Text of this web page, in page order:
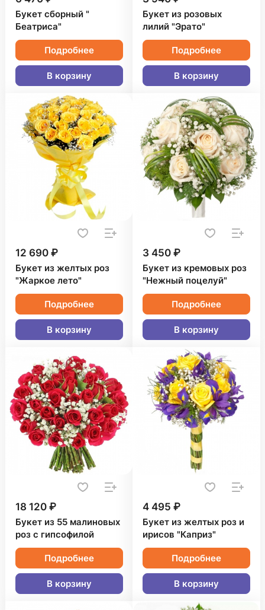
Букет сборный "
Беатриса"
Подробнее
В корзину
Букет из розовых
лилий "Эрато"
Подробнее
В корзину
12 690 ₽
Букет из желтых роз
"Жаркое лето"
Подробнее
В корзину
3 450 ₽
Букет из кремовых роз
"Нежный поцелуй"
Подробнее
В корзину
18 120 ₽
Букет из 55 малиновых
роз с гипсофилой
Подробнее
В корзину
4 495 ₽
Букет из желтых роз и
ирисов "Каприз"
Подробнее
В корзину